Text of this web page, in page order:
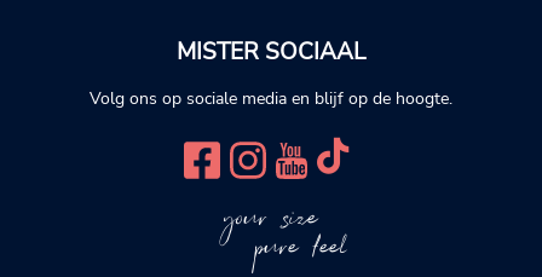
MISTER SOCIAAL
Volg ons op sociale media en blijf op de hoogte.
your size
pure feel